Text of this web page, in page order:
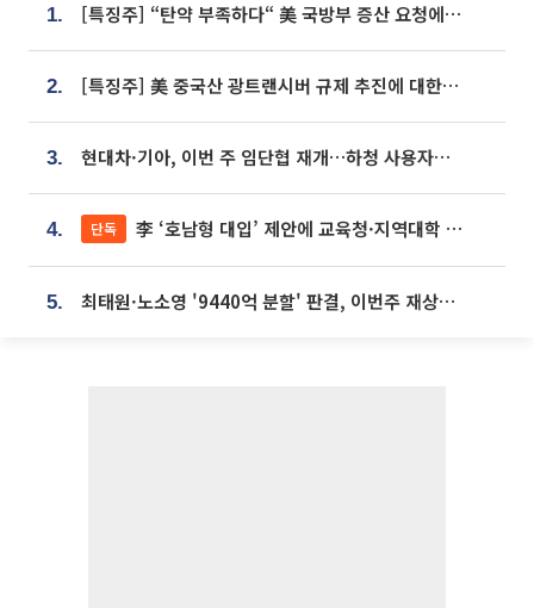
1. [특징주] “탄약 부족하다“ 美 국방부 증산 요청에⋯국내 방산주 급등세
2. [특징주] 美 중국산 광트랜시버 규제 추진에 대한광통신 등 광통신株 강세
3. 현대차·기아, 이번 주 임단협 재개…하청 사용자성 재심도 ‘변수’
4. 단독 李 ‘호남형 대입’ 제안에 교육청·지역대학 서·논술형 입시 연계 '착수'
5. 최태원·노소영 '9440억 분할' 판결, 이번주 재상고 여부 주목